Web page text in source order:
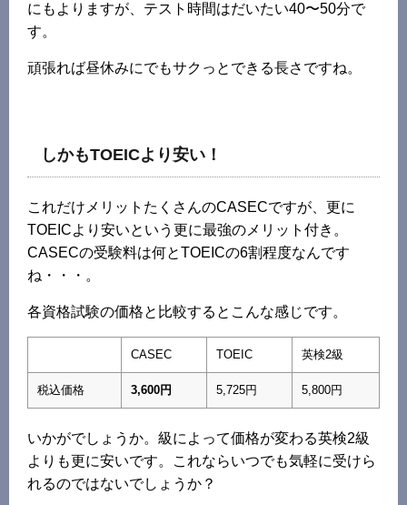
にもよりますが、テスト時間はだいたい40〜50分で
す。
頑張れば昼休みにでもサクっとできる長さですね。
しかもTOEICより安い！
これだけメリットたくさんのCASECですが、更に
TOEICより安いという更に最強のメリット付き。
CASECの受験料は何とTOEICの6割程度なんです
ね・・・。
各資格試験の価格と比較するとこんな感じです。
CASEC TOEIC 英検2級
税込価格 3,600円 5,725円 5,800円
いかがでしょうか。級によって価格が変わる英検2級
よりも更に安いです。これならいつでも気軽に受けら
れるのではないでしょうか？